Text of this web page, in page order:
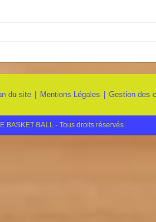
du site Mentions Légales Gestion des
BASKET BALL - Tous droits réservés